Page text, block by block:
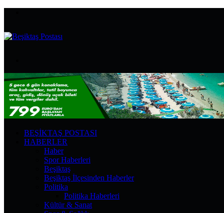
...
BEŞIKTAŞ POSTASI
HABERLER
Haber
Spor Haberleri
Beşiktaş
Beşiktaş İlçesinden Haberler
Politika
Politika Haberleri
Kültür & Sanat